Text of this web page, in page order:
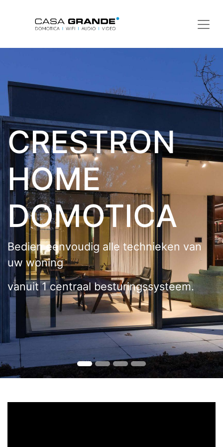
CRESTRON
HOME
DOMOTICA
Bedien eenvoudig alle technieken van
uw woning
vanuit 1 centraal besturingssysteem.